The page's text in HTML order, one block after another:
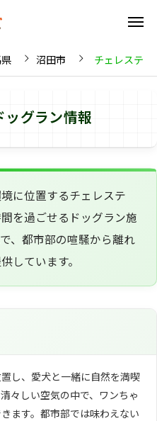
沼田市 チェレステ
ッグラン情報
に位置するチェレステ
を過ごせるドッグラン施
、都市部の喧騒から離れ
しています。
し、愛犬と一緒に自然を満喫
々しい空気の中で、ワンちゃ
ます。都市部では味わえない